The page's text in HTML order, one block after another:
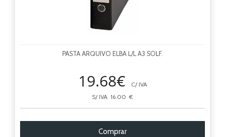
PASTA ARQUIVO ELBA L/L A3 SOLF.
19.68€
C/ IVA
S/ IVA 16.00 €
Comprar